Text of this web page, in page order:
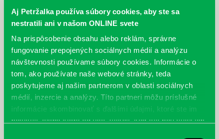
Aj Petržalka používa súbory cookies, aby ste sa
nestratili ani v našom ONLINE svete
Na prispôsobenie obsahu alebo reklám, správne
fungovanie prepojených sociálnych médií a analýzu
návštevnosti používame súbory cookies. Informácie o
tom, ako používate naše webové stránky, teda
poskytujeme aj našim partnerom v oblasti sociálnych
médií, inzercie a analýzy. Títo partneri môžu príslušné
informácie skombinovať s ďalšími údajmi, ktoré ste im
poskytli, alebo ktoré od vás získali, keď ste používali ich